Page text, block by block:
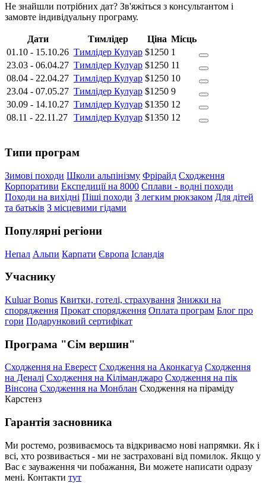
Не знайшли потрібних дат? Зв'яжіться з консультантом і
замовте індивідуальну програму.
Дати Тимлідер Ціна Місць
01.10 - 15.10.26 Тимлідер Кулуар $1250 1
23.03 - 06.04.27 Тимлідер Кулуар $1250 11
08.04 - 22.04.27 Тимлідер Кулуар $1250 10
23.04 - 07.05.27 Тимлідер Кулуар $1250 9
30.09 - 14.10.27 Тимлідер Кулуар $1350 12
08.11 - 22.11.27 Тимлідер Кулуар $1350 12
Типи програм
Зимові походи Школи альпінізму Фрірайд Сходження
Корпоративи Експедиції на 8000 Сплави - водні походи
Походи на вихідні Піші походи З легким рюкзаком Для дітей
та батьків З місцевими гідами
Популярні регіони
Непал Альпи Карпати Європа Ісландія
Учаснику
Kuluar Bonus Квитки, готелі, страхування Знижки на
спорядження Прокат спорядження Оплата програм Блог про
гори Подарунковий сертифікат
Програма "Сім вершин"
Сходження на Еверест Сходження на Аконкагуа Сходження
на Деналі Сходження на Кіліманджаро Сходження на пік
Вінсона Сходження на Монблан Сходження на піраміду
Карстенз
Гарантія засновника
Ми ростемо, розвиваємось та відкриваємо нові напрямки. Як і
всі, хто розвивається - ми не застраховані від помилок. Якщо у
Вас є зауваження чи побажання, Ви можете написати одразу
мені. Контакти тут